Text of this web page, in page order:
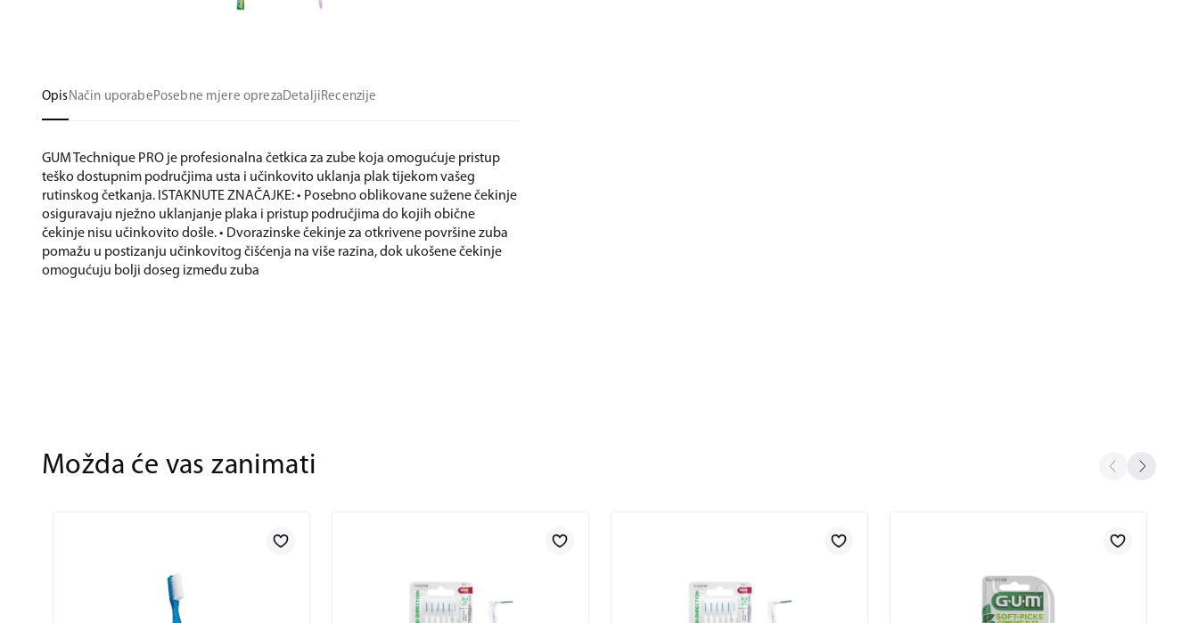
OpisNačin uporabePosebne mjere oprezaDetaljiRecenzije
GUM Technique PRO je profesionalna četkica za zube koja omogućuje pristup
teško dostupnim područjima usta i učinkovito uklanja plak tijekom vašeg
rutinskog četkanja. ISTAKNUTE ZNAČAJKE: • Posebno oblikovane sužene čekinje
osiguravaju nježno uklanjanje plaka i pristup područjima do kojih obične
čekinje nisu učinkovito došle. • Dvorazinske čekinje za otkrivene površine zuba
pomažu u postizanju učinkovitog čišćenja na više razina, dok ukošene čekinje
omogućuju bolji doseg između zuba
Možda će vas zanimati